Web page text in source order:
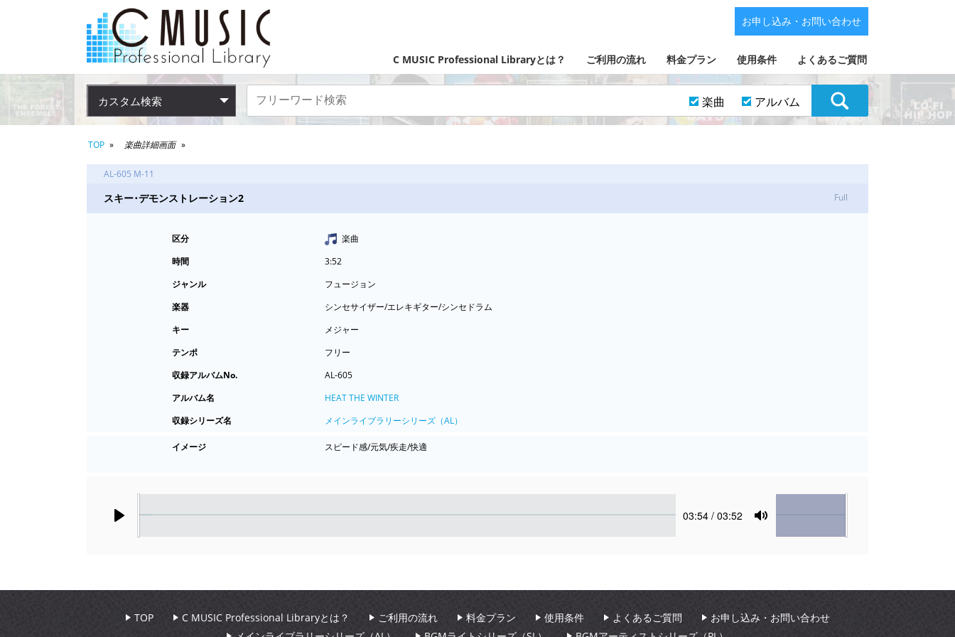
C MUSIC Professional Libraryとは？ ご利用の流れ 料金プラン 使用条件 よくあるご質問
お申し込み・お問い合わせ
カスタム検索 楽曲 アルバム
TOP 楽曲詳細画面
AL-605 M-11
スキー･デモンストレーション2 Full
区分
楽曲
時間
3:52
ジャンル
フュージョン
楽器
シンセサイザー/エレキギター/シンセドラム
キー
メジャー
テンポ
フリー
収録アルバムNo.
AL-605
アルバム名
HEAT THE WINTER
収録シリーズ名
メインライブラリーシリーズ（AL）
イメージ スピード感/元気/疾走/快適
Current
03:54 / 03:52
Mute
Volume
TOP C MUSIC Professional Libraryとは？ ご利用の流れ 料金プラン 使用条件 よくあるご質問
お申し込み・お問い合わせ